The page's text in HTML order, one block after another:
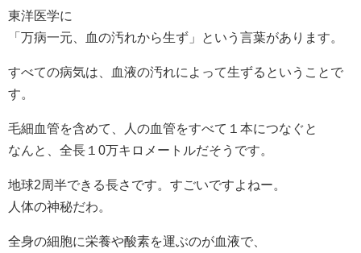
東洋医学に
「万病一元、血の汚れから生ず」という言葉があります。
すべての病気は、血液の汚れによって生ずるということで
す。
毛細血管を含めて、人の血管をすべて１本につなぐと
なんと、全長１0万キロメートルだそうです。
地球2周半できる長さです。すごいですよねー。
人体の神秘だわ。
全身の細胞に栄養や酸素を運ぶのが血液で、